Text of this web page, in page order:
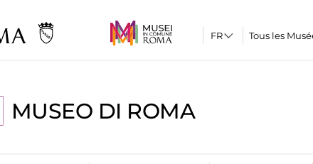
Tous les
MUSEO DI ROMA